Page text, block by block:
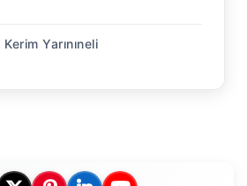
Kerim Yarınıneli